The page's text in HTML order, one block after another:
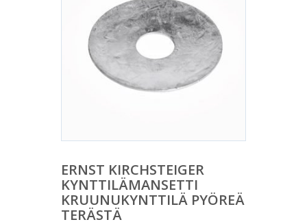
ERNST KIRCHSTEIGER
KYNTTILÄMANSETTI
KRUUNUKYNTTILÄ PYÖREÄ
TERÄSTÄ